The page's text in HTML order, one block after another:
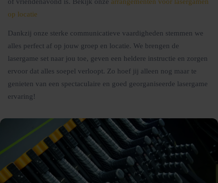
op locatie
Dankzij onze sterke communicatieve vaardigheden stemmen we
alles perfect af op jouw groep en locatie. We brengen de
lasergame set naar jou toe, geven een heldere instructie en zorgen
ervoor dat alles soepel verloopt. Zo hoef jij alleen nog maar te
genieten van een spectaculaire en goed georganiseerde lasergame
ervaring!